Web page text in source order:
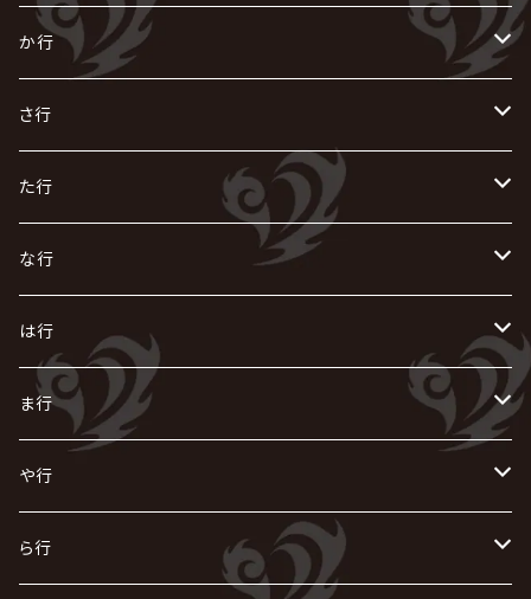
あ
R指定
AIOLIN
ACME / アクメ
浅葱 / ASAGI
Azavana
Acid Black Cherry
い
IKUO
exist†trace
Initial'L
INORAN
色々な十字架
う
VIRGE / ヴァージュ
Waive
Versailles
Verde/
え
ACE OF SPADES
X JAPAN
お
AURORIZE
OFIAM
か行
か
怪人二十面奏
Kαin
GACKT
KAKUMAY
the GazettE
き
KISAKI
キズ
KiD
く
Crack6
グラビティ
け
[ kei ] / 圭
仮病
こ
GOATBED
ゴールデンボンバー
さ行
さ
ザアザア
The THIRTEEN
Psycho le Cému
櫻井敦司
し
Zeke Deux
Z CLEAR
す
Z CLEAR
超ジャシー
せ
ゼラ
零[Hz]
そ
SOPHIA
た行
た
DASEIN
DAIGO
ち
CHAQLA.
つ
て
D
と
な行
な
NIGHTMARE
NAZARE
に
NiEL
NICOLAS
ぬ
nurié
ね
は行
は
heidi.
H.U.G
ひ
HERO
ふ
ま行
ま
THE MICRO HEAD 4N'S
み
や行
や
ら行